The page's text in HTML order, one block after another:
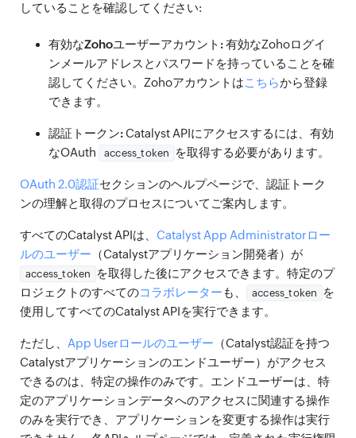
していることを確認してください:
有効なZohoユーザーアカウント:有効なZohoログイ
ンメールアドレスとパスワードを持っていることを確
認してください。Zohoアカウントはこちらから登録
できます。
認証トークン:Catalyst APIにアクセスするには、有効
なOAuth
access_token を取得する必要があります。
OAuth 2.0認証セクションのヘルプページで、認証トーク
ンの理解と取得のプロセスについてご案内します。
すべてのCatalyst APIは、 Catalyst App Administratorロー
ルのユーザー （Catalystアプリケーション開発者）が
access_token
を取得した後にアクセスできます。特定のプ
ロジェクトのすべてのコラボレーター も、 access_token
を
使用してすべてのCatalyst APIを実行できます。
ただし、 App Userロールのユーザー （Catalyst認証を持つ
Catalystアプリケーションのエンドユーザー）がアクセス
できるのは、特定の操作のみです。エンドユーザーは、特
定のアプリケーションデータへのアクセスに関連する操作
のみを実行でき、アプリケーションを変更する操作は実行